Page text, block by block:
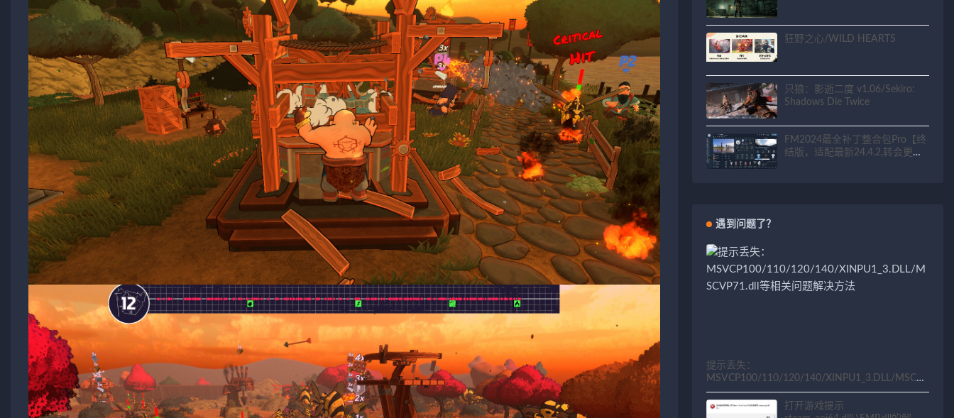
狂野之心/WILD HEARTS
只狼：影逝二度 v1.06/Sekiro:
Shadows Die Twice
FM2024最全补丁整合包Pro【终
结版，适配最新24.4.2,转会更新
遇到问题了？
提示丢失：
MSVCP100/110/120/140/XINPU1_3.DLL/MSCV
P71.dll等相关问题解决方法
打开游戏提示